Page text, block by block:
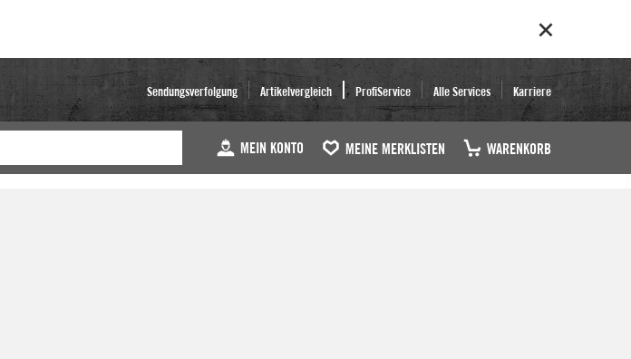
Sendungsverfolgung Artikelvergleich ProfiService Alle Services Karriere
MEIN KONTO MEINE MERKLISTEN WARENKORB